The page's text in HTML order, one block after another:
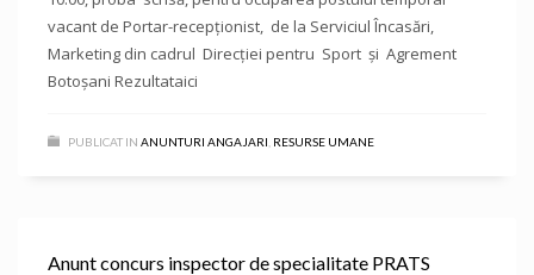
vacant de Portar-recepționist, de la Serviciul Încasări,
Marketing din cadrul Direcției pentru Sport și Agrement
Botoșani Rezultataici
PUBLICAT IN ANUNTURI ANGAJARI RESURSE UMANE
Anunt concurs inspector de specialitate PRATS